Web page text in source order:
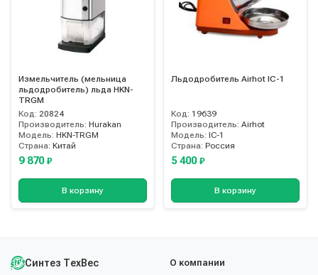
Измельчитель (мельница
льдодробитель) льда HKN-
TRGM
Код: 20824
Производитель: Hurakan
Модель: HKN-TRGM
Страна: Китай
9 870 ₽
В корзину
Льдодробитель Airhot IC-1
Код: 19639
Производитель: Airhot
Модель: IC-1
Страна: Россия
5 400 ₽
В корзину
Синтез ТехВес
О компании